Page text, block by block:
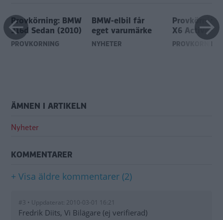
Provkörning: BMW
316d Sedan (2010)
PROVKÖRNING
BMW-elbil får
eget varumärke
NYHETER
Provkörning:
X6
PROVKÖRNING
ÄMNEN I ARTIKELN
Nyheter
KOMMENTARER
+ Visa äldre kommentarer (2)
#3 • Uppdaterat: 2010-03-01 16:21
Fredrik Diits, Vi Bilägare (ej verifierad)